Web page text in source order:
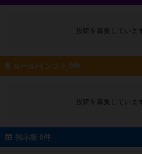
投稿を募集しています
ルール/インスト 0件
投稿を募集しています
掲示板 0件